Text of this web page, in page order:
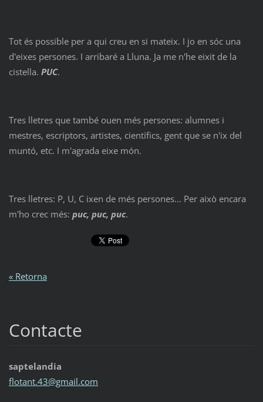
Tot és possible per a qui creu en si mateix. I jo en sóc una
d'eixes persones. I arribaré a Lluna. Ja me n'he eixit de la
cistella. PUC.
Tres lletres que també ouen més persones: alumnes i
mestres, escriptors, artistes, científics, gent que se n'ix del
muntó, etc. I m'agrada eixe món.
Tres lletres: P, U, C ixen de més persones... Per això encara
m'ho crec més: puc, puc, puc.
« Retorna
Contacte
saptelandia
flotant.43@gmail.com